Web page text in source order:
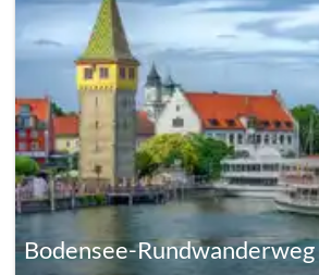
Bodensee-Rundwanderweg